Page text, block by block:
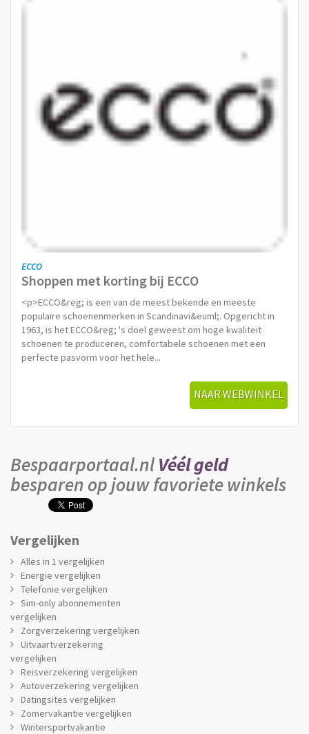
ECCO
Shoppen met korting bij ECCO
<p>ECCO&reg; is een van de meest bekende en meeste
populaire schoenenmerken in Scandinavi&euml;. Opgericht in
1963, is het ECCO&reg; 's doel geweest om hoge kwaliteit
schoenen te produceren, comfortabele schoenen met een
perfecte pasvorm voor het hele...
NAAR WEBWINKEL
Bespaarportaal.nlVéél geld
besparen op jouw favoriete winkels
Vergelijken
Alles in 1 vergelijken
Energie vergelijken
Telefonie vergelijken
Sim-only abonnementen
vergelijken
Zorgverzekering vergelijken
Uitvaartverzekering
vergelijken
Reisverzekering vergelijken
Autoverzekering vergelijken
Datingsites vergelijken
Zomervakantie vergelijken
Wintersportvakantie